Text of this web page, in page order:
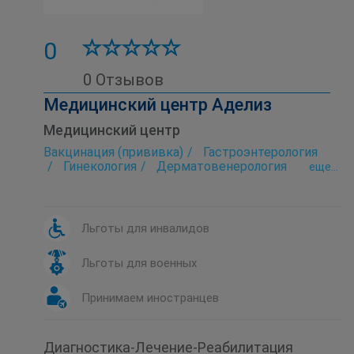
0
0 Отзывов
Медицинский центр Аделиз
Медицинский центр
Вакцинация (прививка)
Гастроэнтерология
Гинекология
Дерматовенерология
Детская ортопедия
Детская отоларингология (детский ЛОР)
Детская офтальмология
Детская стоматология
Диагностика
Кардиология
Компьютерная томография (КТ)
Неврология
eще...
Льготы для инвалидов
Льготы для военных
Принимаем иностранцев
Диагностика-Лечение-Реабилитация